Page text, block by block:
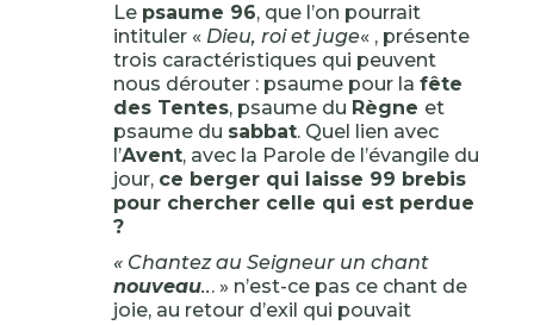
Le psaume 96, que l’on pourrait
intituler « Dieu, roi et juge« , présente
trois caractéristiques qui peuvent
nous dérouter : psaume pour la fête
des Tentes, psaume du Règne et
psaume du sabbat. Quel lien avec
l’Avent, avec la Parole de l’évangile du
jour, ce berger qui laisse 99 brebis
pour chercher celle qui est perdue
?
« Chantez au Seigneur un chant
nouveau... » n’est-ce pas ce chant de
joie, au retour d’exil qui pouvait